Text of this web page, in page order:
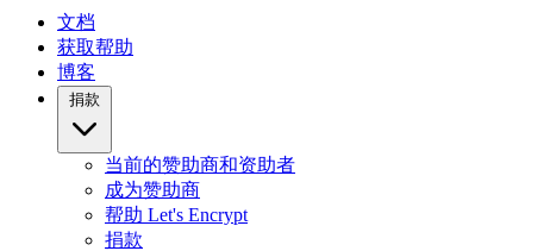
文档
获取帮助
博客
捐款
当前的赞助商和资助者
成为赞助商
帮助 Let's Encrypt
捐款